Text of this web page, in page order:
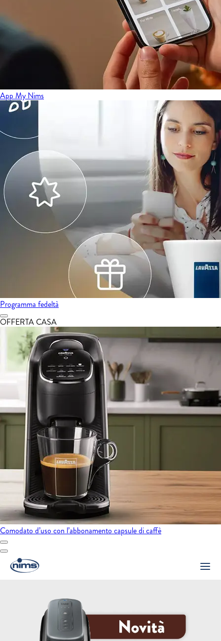
App My Nims
Programma fedeltà
OFFERTA CASA
Comodato d’uso con l’abbonamento capsule di caffè